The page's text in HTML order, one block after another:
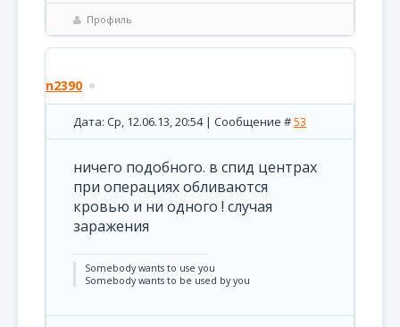
Профиль
n2390
Дата: Ср, 12.06.13, 20:54 | Сообщение #53
ничего подобного. в спид центрах
при операциях обливаются
кровью и ни одного ! случая
заражения
Somebody wants to use you
Somebody wants to be used by you